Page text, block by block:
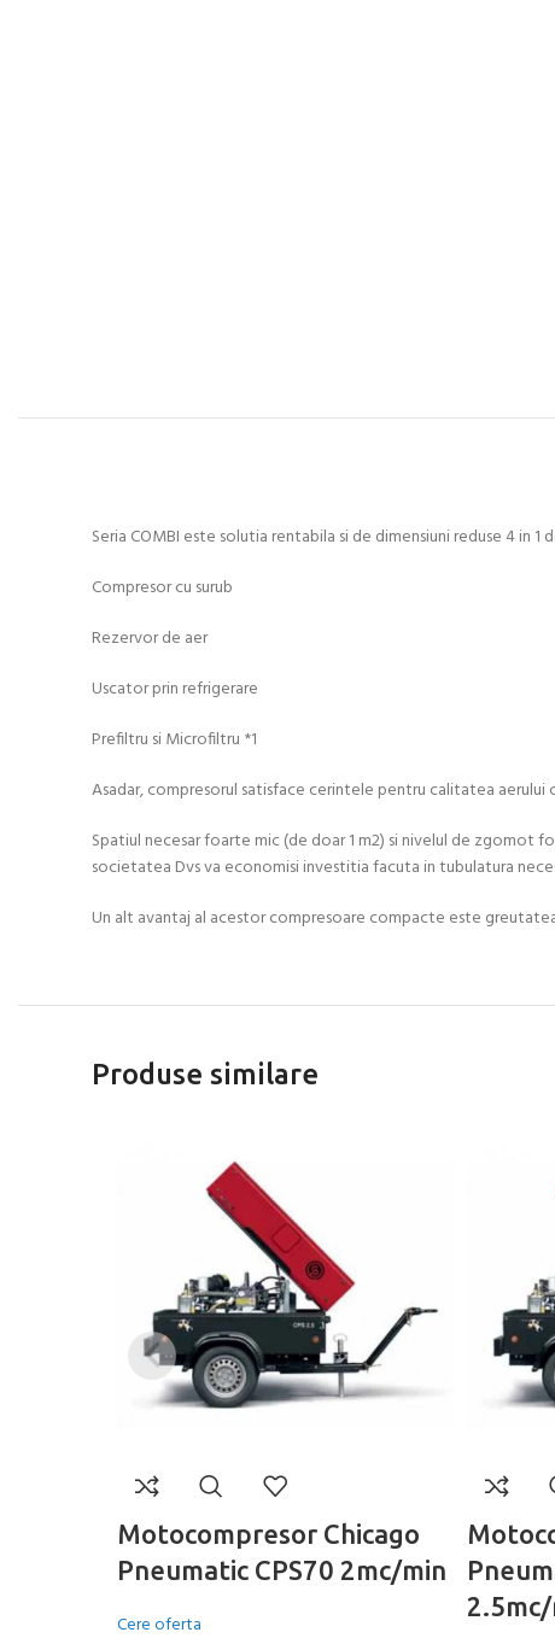
Seria COMBI este solutia rentabila si de dimensiuni reduse 4 in
Compresor cu surub
Rezervor de aer
Uscator prin refrigerare
Prefiltru si Microfiltru *1
Asadar, compresorul satisface cerintele pentru calitatea aerului
Spatiul necesar foarte mic (de doar 1 m2) si nivelul de
societatea Dvs va economisi investitia facuta in tubulatura
Un alt avantaj al acestor compresoare compacte este
Produse similare
Motocompresor Chicago
Pneumatic CPS70 2mc/min
Cere oferta